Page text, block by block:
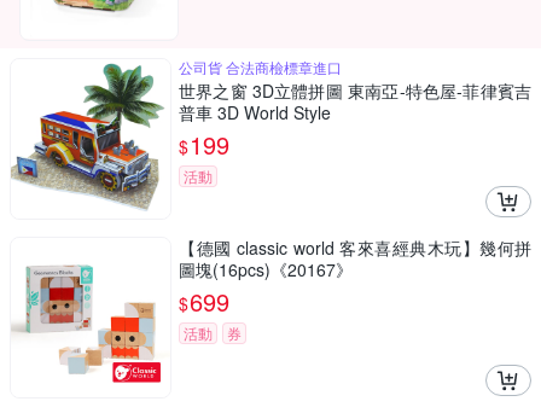
公司貨 合法商檢標章進口
世界之窗 3D立體拼圖 東南亞-特色屋-菲律賓吉
普車 3D World Style
$199
活動
【德國 classic world 客來喜經典木玩】幾何拼
圖塊(16pcs)《20167》
$699
活動 券